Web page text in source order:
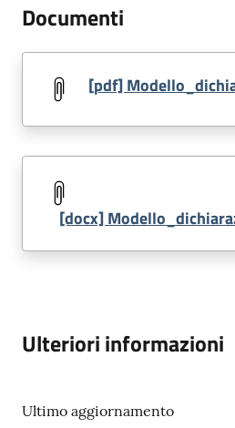
Documenti
[pdf]
[docx]
Ulteriori informazioni
Ultimo aggiornamento